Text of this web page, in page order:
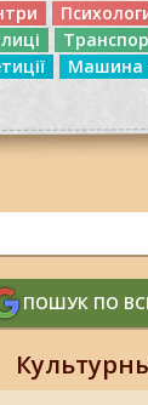
Машина
ПОШУК ПО